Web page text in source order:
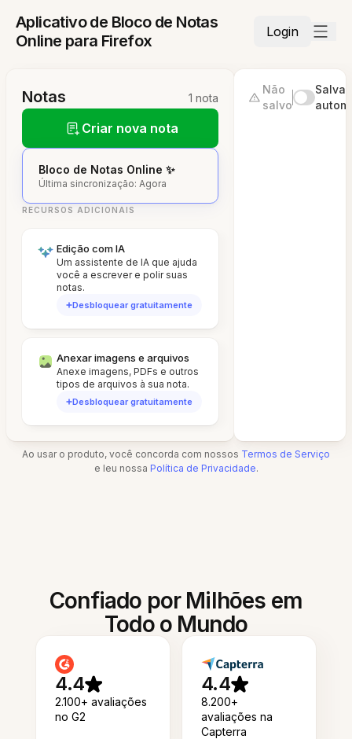
Aplicativo de Bloco de Notas
Online para Firefox
Login
Notas 1 nota
Criar nova nota
Bloco de Notas Online ✨
Última sincronização: Agora
RECURSOS ADICIONAIS
Edição com IA
Um assistente de IA que ajuda
você a escrever e polir suas
notas.
Desbloquear gratuitamente
Anexar imagens e arquivos
Anexe imagens, PDFs e outros
tipos de arquivos à sua nota.
Desbloquear gratuitamente
Não
salvo
Salvar
Ao usar o produto, você concorda com nossos Termos de Serviço
e leu nossa Política de Privacidade.
Confiado por Milhões em
Todo o Mundo
4.4
2.100+ avaliações
no G2
4.4
8.200+
avaliações na
Capterra